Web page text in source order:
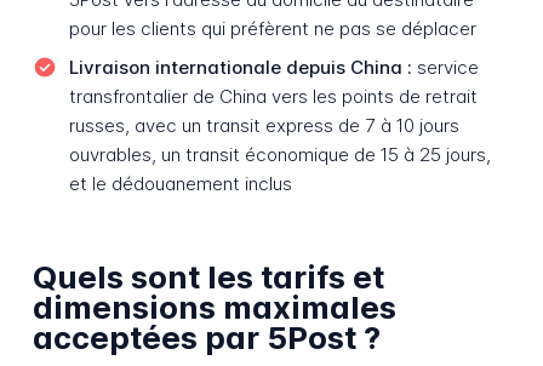
pour les clients qui préfèrent ne pas se déplacer
Livraison internationale depuis China : service
transfrontalier de China vers les points de retrait
russes, avec un transit express de 7 à 10 jours
ouvrables, un transit économique de 15 à 25 jours,
et le dédouanement inclus
Quels sont les tarifs et
dimensions maximales
acceptées par 5Post ?